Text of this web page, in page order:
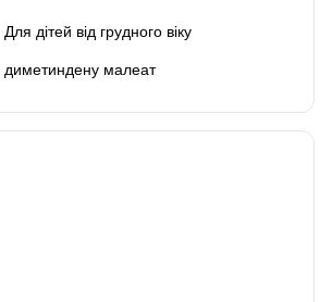
Для дітей від грудного віку
диметиндену малеат